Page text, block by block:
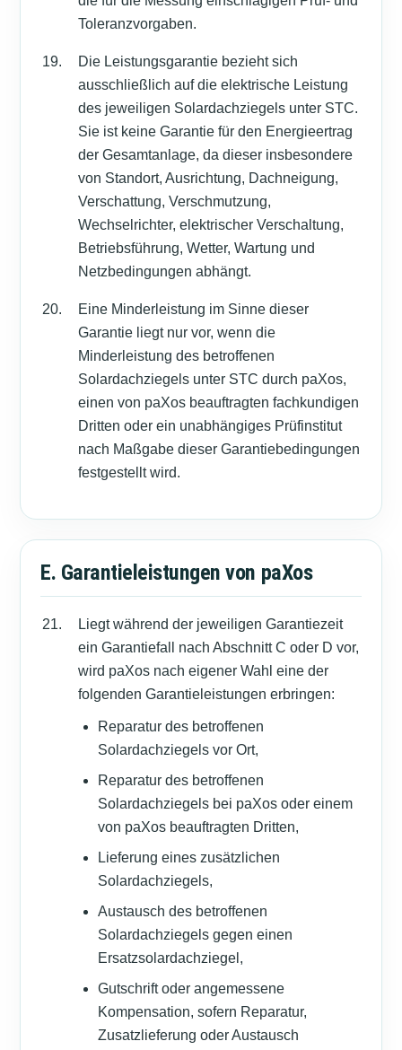
Toleranzvorgaben.
Die Leistungsgarantie bezieht sich
ausschließlich auf die elektrische Leistung
des jeweiligen Solardachziegels unter STC.
Sie ist keine Garantie für den Energieertrag
der Gesamtanlage, da dieser insbesondere
von Standort, Ausrichtung, Dachneigung,
Verschattung, Verschmutzung,
Wechselrichter, elektrischer Verschaltung,
Betriebsführung, Wetter, Wartung und
Netzbedingungen abhängt.
Eine Minderleistung im Sinne dieser
Garantie liegt nur vor, wenn die
Minderleistung des betroffenen
Solardachziegels unter STC durch paXos,
einen von paXos beauftragten fachkundigen
Dritten oder ein unabhängiges Prüfinstitut
nach Maßgabe dieser Garantiebedingungen
festgestellt wird.
E. Garantieleistungen von paXos
Liegt während der jeweiligen Garantiezeit
ein Garantiefall nach Abschnitt C oder D vor,
wird paXos nach eigener Wahl eine der
folgenden Garantieleistungen erbringen:
Reparatur des betroffenen
Solardachziegels vor Ort,
Reparatur des betroffenen
Solardachziegels bei paXos oder einem
von paXos beauftragten Dritten,
Lieferung eines zusätzlichen
Solardachziegels,
Austausch des betroffenen
Solardachziegels gegen einen
Ersatzsolardachziegel,
Gutschrift oder angemessene
Kompensation, sofern Reparatur,
Zusatzlieferung oder Austausch